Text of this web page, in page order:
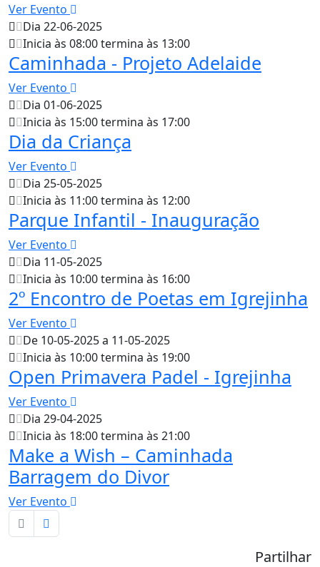
Ver Evento
Dia 22-06-2025
Inicia às 08:00 termina às 13:00
Caminhada - Projeto Adelaide
Ver Evento
Dia 01-06-2025
Inicia às 15:00 termina às 17:00
Dia da Criança
Ver Evento
Dia 25-05-2025
Inicia às 11:00 termina às 12:00
Parque Infantil - Inauguração
Ver Evento
Dia 11-05-2025
Inicia às 10:00 termina às 16:00
2º Encontro de Poetas em Igrejinha
Ver Evento
De 10-05-2025 a 11-05-2025
Inicia às 10:00 termina às 19:00
Open Primavera Padel - Igrejinha
Ver Evento
Dia 29-04-2025
Inicia às 18:00 termina às 21:00
Make a Wish – Caminhada
Barragem do Divor
Ver Evento
Partilhar